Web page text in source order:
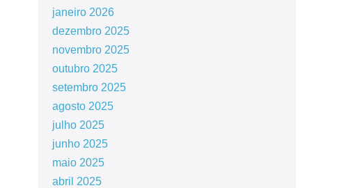
janeiro 2026
dezembro 2025
novembro 2025
outubro 2025
setembro 2025
agosto 2025
julho 2025
junho 2025
maio 2025
abril 2025